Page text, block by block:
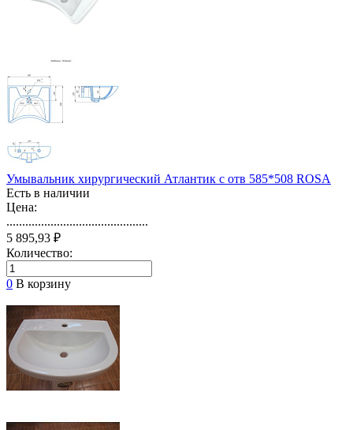
Умывальник хирургический Атлантик с отв 585*508 ROSA
Есть в наличии
Цена:
.............................................
5 895,93 ₽
Количество:
0 В корзину